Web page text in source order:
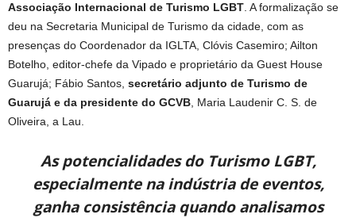
Associação Internacional de Turismo LGBT . A formalização se
deu na Secretaria Municipal de Turismo da cidade, com as
presenças do Coordenador da IGLTA, Clóvis Casemiro; Ailton
Botelho, editor-chefe da Vipado e proprietário da Guest House
Guarujá; Fábio Santos, secretário adjunto de Turismo de
Guarujá e da presidente do GCVB , Maria Laudenir C. S. de
Oliveira, a Lau.
As potencialidades do Turismo LGBT,
especialmente na indústria de eventos,
ganha consistência quando analisamos